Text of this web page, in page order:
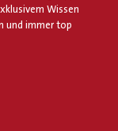
Wissen
und immer top